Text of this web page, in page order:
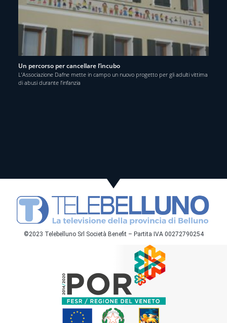
Un percorso per cancellare l’incubo
L’Associazione Dafne mette in campo un nuovo progetto per gli adulti vittima
di abusi durante l’infanzia
©2023 Telebelluno Srl Società Benefit – Partita IVA 00272790254